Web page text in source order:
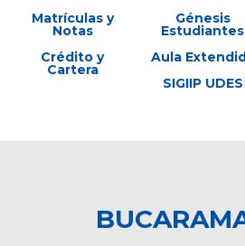
Matrículas y
Notas
Crédito y
Cartera
Génesis
Estudiantes
Aula
SIGIIP UDES